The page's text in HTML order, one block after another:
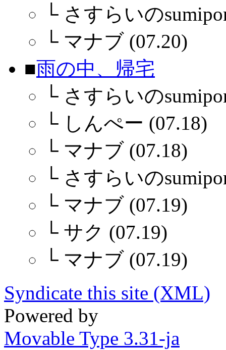
└ さすらいの
└ マナブ (07.20)
■雨の中、帰宅
└ さすらいの
└ しんぺー (07.18)
└ マナブ (07.18)
└ さすらいの
└ マナブ (07.19)
└ サク (07.19)
└ マナブ (07.19)
Syndicate this site (XML)
Powered by
Movable Type 3.31-ja